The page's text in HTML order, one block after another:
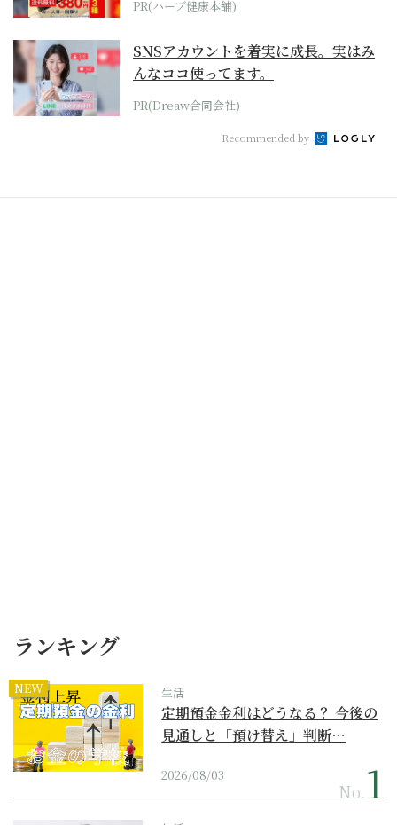
PR(ハーブ健康本舗)
SNSアカウントを着実に成長。実はみ
んなココ使ってます。
PR(Dreaw合同会社)
Recommended by
ランキング
NEW 生活
定期預金金利はどうなる？ 今後の
見通しと「預け替え」判断…
2026/08/03
No.